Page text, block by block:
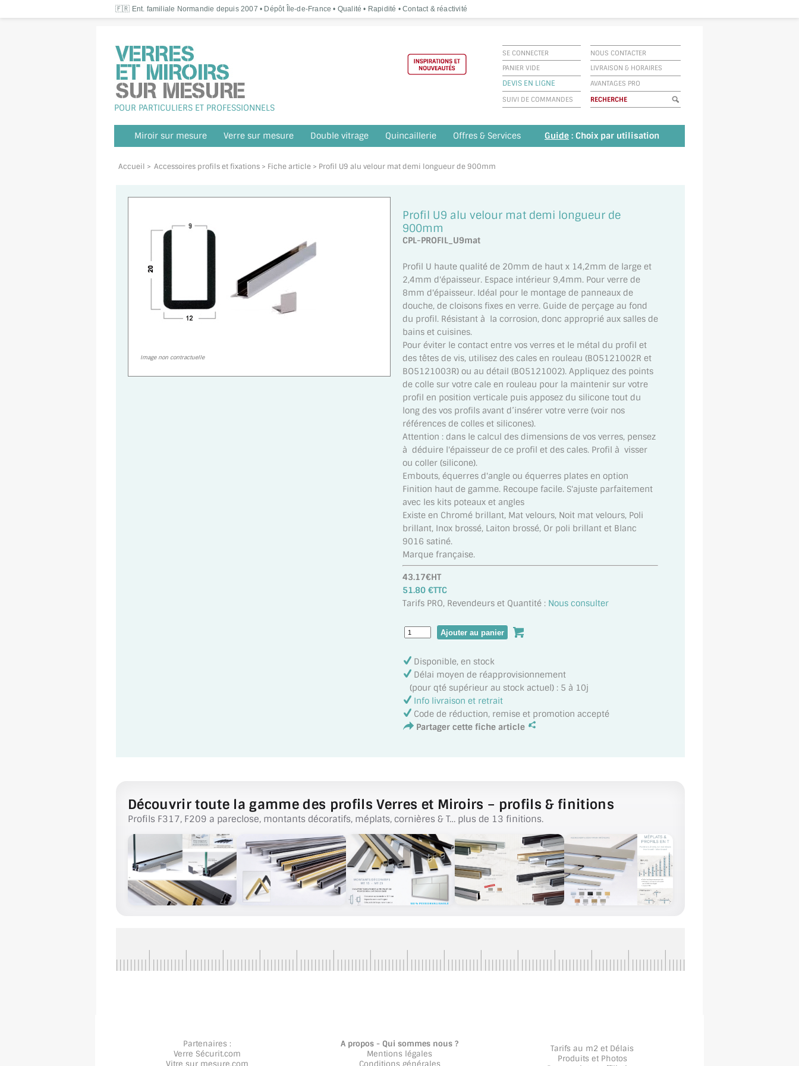
🇫🇷 Ent. familiale Normandie depuis 2007 • Dépôt Île-de-France • Qualité • Rapidité • Contact & réactivité
POUR PARTICULIERS ET PROFESSIONNELS
SE CONNECTER
NOUS CONTACTER
PANIER VIDE
LIVRAISON & HORAIRES
DEVIS EN LIGNE
AVANTAGES PRO
SUIVI DE COMMANDES
Miroir sur mesure Verre sur mesure Double vitrage Quincaillerie Offres & Services Guide : Choix par utilisation
Accueil > Accessoires profils et fixations > Fiche article > Profil U9 alu velour mat demi longueur de 900mm
Image non contractuelle
Profil U9 alu velour mat demi longueur de
900mm
CPL-PROFIL_U9mat
Profil U haute qualité de 20mm de haut x 14,2mm de large et
2,4mm d'épaisseur. Espace intérieur 9,4mm. Pour verre de
8mm d'épaisseur. Idéal pour le montage de panneaux de
douche, de cloisons fixes en verre. Guide de perçage au fond
du profil. Résistant à la corrosion, donc approprié aux salles de
bains et cuisines.
Pour éviter le contact entre vos verres et le métal du profil et
des têtes de vis, utilisez des cales en rouleau (BO5121002R et
BO5121003R) ou au détail (BO5121002). Appliquez des points
de colle sur votre cale en rouleau pour la maintenir sur votre
profil en position verticale puis apposez du silicone tout du
long des vos profils avant d’insérer votre verre (voir nos
références de colles et silicones).
Attention : dans le calcul des dimensions de vos verres, pensez
à déduire l'épaisseur de ce profil et des cales. Profil à visser
ou coller (silicone).
Embouts, équerres d'angle ou équerres plates en option
Finition haut de gamme. Recoupe facile. S'ajuste parfaitement
avec les kits poteaux et angles
Existe en Chromé brillant, Mat velours, Noit mat velours, Poli
brillant, Inox brossé, Laiton brossé, Or poli brillant et Blanc
9016 satiné.
Marque française.
43.17€HT
51.80 €TTC
Tarifs PRO, Revendeurs et Quantité : Nous consulter
Disponible, en stock
Délai moyen de réapprovisionnement
(pour qté supérieur au stock actuel) : 5 à 10j
Info livraison et retrait
Code de réduction, remise et promotion accepté
Partager cette fiche article
Découvrir toute la gamme des profils Verres et Miroirs – profils & finitions
Profils F317, F209 a pareclose, montants décoratifs, méplats, cornières & T… plus de 13 finitions.
Partenaires :
Verre Sécurit.com
Vitre sur mesure.com
A propos - Qui sommes nous ?
Mentions légales
Conditions générales
Tarifs au m2 et Délais
Produits et Photos